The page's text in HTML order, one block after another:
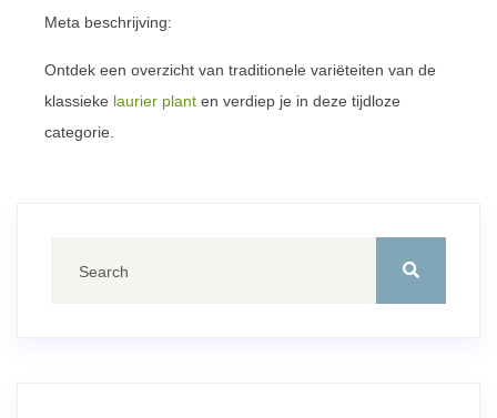
Meta beschrijving:
Ontdek een overzicht van traditionele variëteiten van de
klassieke laurier plant en verdiep je in deze tijdloze
categorie.